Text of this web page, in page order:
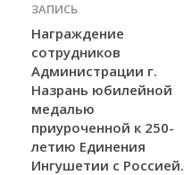
ЗАПИСЬ
Награждение
сотрудников
Администрации г.
Назрань юбилейной
медалью
приуроченной к 250-
летию Единения
Ингушетии с Россией.